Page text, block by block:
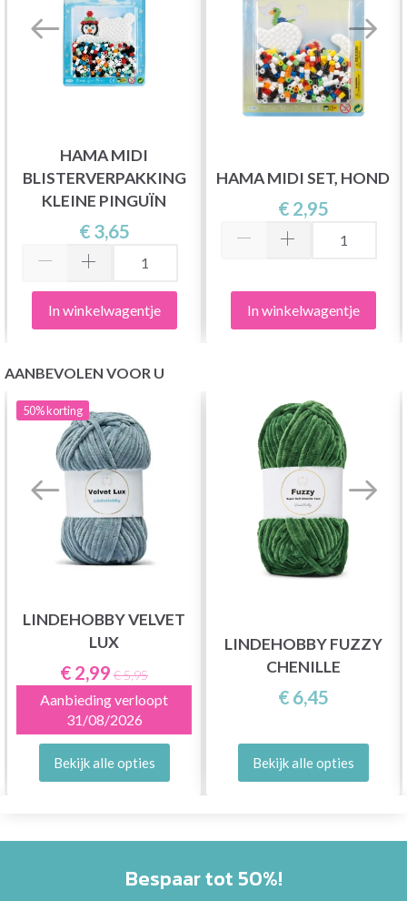
HAMA MIDI
BLISTERVERPAKKING
KLEINE PINGUÏN
€ 3,65
In winkelwagentje
HAMA MIDI SET, HOND
€ 2,95
In winkelwagentje
AANBEVOLEN VOOR U
50%korting
LINDEHOBBY VELVET
LUX
€ 2,99 € 5,95
Aanbieding verloopt
31/08/2026
Bekijk alle opties
LINDEHOBBY FUZZY
CHENILLE
€ 6,45
Bekijk alle opties
Bespaar tot 50%!